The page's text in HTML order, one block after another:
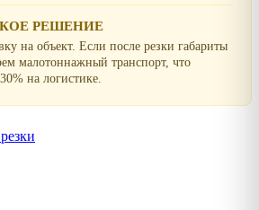
РЕШЕНИЕ
на объект. Если после резки габариты
малотоннажный транспорт, что
на логистике.